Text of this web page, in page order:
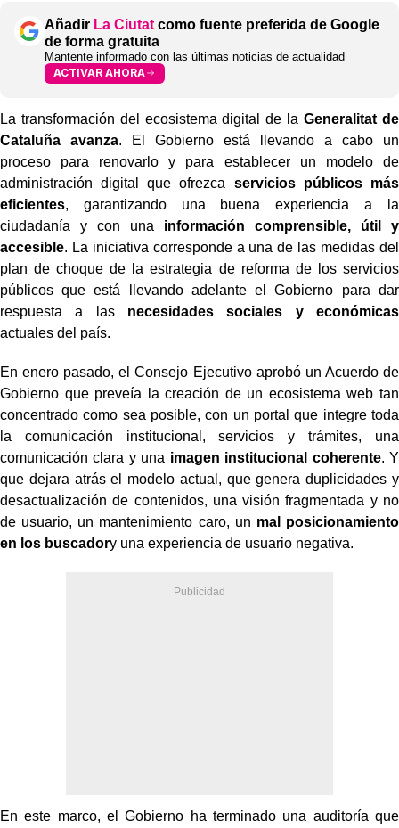
Añadir La Ciutat como fuente preferida de Google
de forma gratuita
Mantente informado con las últimas noticias de actualidad
ACTIVAR AHORA
La transformación del ecosistema digital de laGeneralitat de
Cataluña avanza. El Gobierno está llevando a cabo un
proceso para renovarlo y para establecer un modelo de
administración digital que ofrezca servicios públicos más
eficientes, garantizando una buena experiencia a la
ciudadanía y con una información comprensible, útil y
accesible. La iniciativa corresponde a una de las medidas del
plan de choque de la estrategia de reforma de los servicios
públicos que está llevando adelante el Gobierno para dar
respuesta a las necesidades sociales y económicas
actuales del país.
En enero pasado, el Consejo Ejecutivo aprobó un Acuerdo de
Gobierno que preveía la creación de un ecosistema web tan
concentrado como sea posible, con un portal que integre toda
la comunicación institucional, servicios y trámites, una
comunicación clara y una imagen institucional coherente. Y
que dejara atrás el modelo actual, que genera duplicidades y
desactualización de contenidos, una visión fragmentada y no
de usuario, un mantenimiento caro, un mal posicionamiento
en los buscadory una experiencia de usuario negativa.
En este marco, el Gobierno ha terminado una auditoría que